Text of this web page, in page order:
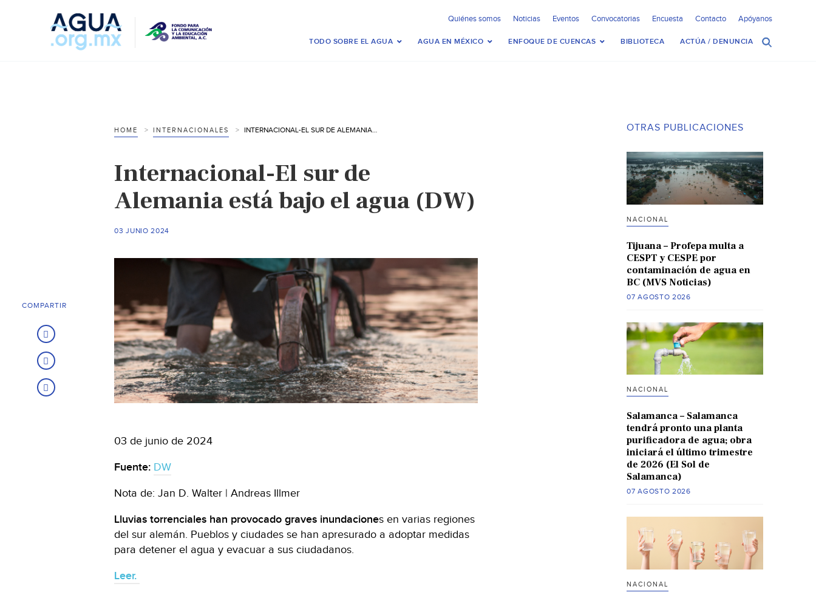
Quiénes somos Noticias Eventos Convocatorias Encuesta Contacto Apóyanos
TODO SOBRE EL AGUA AGUA EN MÉXICO ENFOQUE DE CUENCAS BIBLIOTECA ACTÚA / DENUNCIA
HOME INTERNACIONALES INTERNACIONAL-EL SUR DE ALEMANIA ESTÁ BAJO EL AGUA (DW)
Internacional-El sur de
Alemania está bajo el agua (DW)
03 JUNIO 2024
03 de junio de 2024
Fuente: DW
Nota de: Jan D. Walter | Andreas Illmer
Lluvias torrenciales han provocado graves inundaciones en varias regiones
del sur alemán. Pueblos y ciudades se han apresurado a adoptar medidas
para detener el agua y evacuar a sus ciudadanos.
Leer.
COMPARTIR
OTRAS PUBLICACIONES
NACIONAL
Tijuana – Profepa multa a
CESPT y CESPE por
contaminación de agua en
BC (MVS Noticias)
07 AGOSTO 2026
NACIONAL
Salamanca – Salamanca
tendrá pronto una planta
purificadora de agua; obra
iniciará el último trimestre
de 2026 (El Sol de
Salamanca)
07 AGOSTO 2026
NACIONAL